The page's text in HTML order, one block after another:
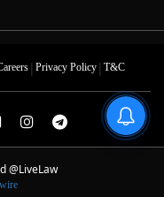
| Privacy Policy| T&C
@LiveLaw